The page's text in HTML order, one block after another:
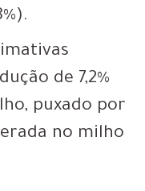
de 7,2%
puxado por
no milho